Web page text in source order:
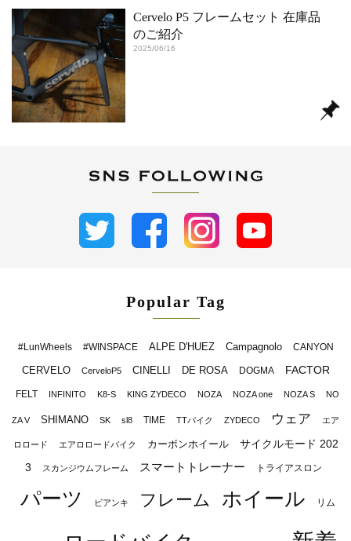
Cervelo P5 フレームセット 在庫品
のご紹介
2025/06/16
Popular Tag
#LunWheels #WINSPACE ALPE D'HUEZ Campagnolo CANYON
CERVELO CerveloP5 CINELLI DE ROSA DOGMA FACTOR
FELT INFINITO K8-S KING ZYDECO NOZA NOZA one NOZA S NO
ZA V SHIMANO SK sl8 TIME TTバイク ZYDECO ウェア エア
ロロード エアロロードバイク カーボンホイール
サイクルモード 202
3
スカンジウムフレーム スマートトレーナー トライアスロン
パーツ ビアンキ フレーム ホイール リム